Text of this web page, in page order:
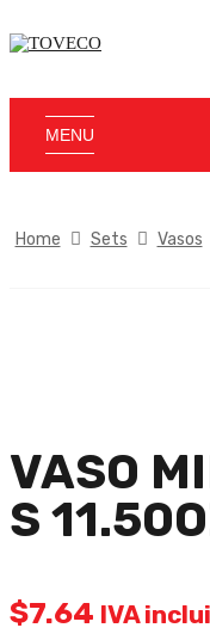
MENU
Home Sets Vasos
VASO
S
$7.64 IVA